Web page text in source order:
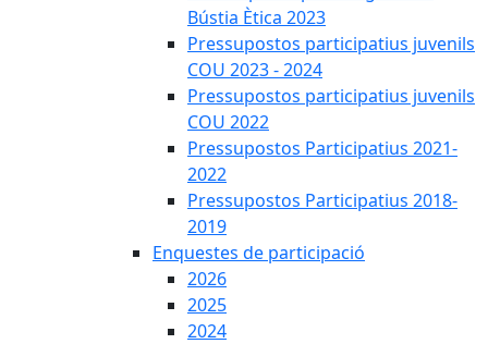
Bústia Ètica 2023
Pressupostos participatius juvenils
COU 2023 - 2024
Pressupostos participatius juvenils
COU 2022
Pressupostos Participatius 2021-
2022
Pressupostos Participatius 2018-
2019
Enquestes de participació
2026
2025
2024